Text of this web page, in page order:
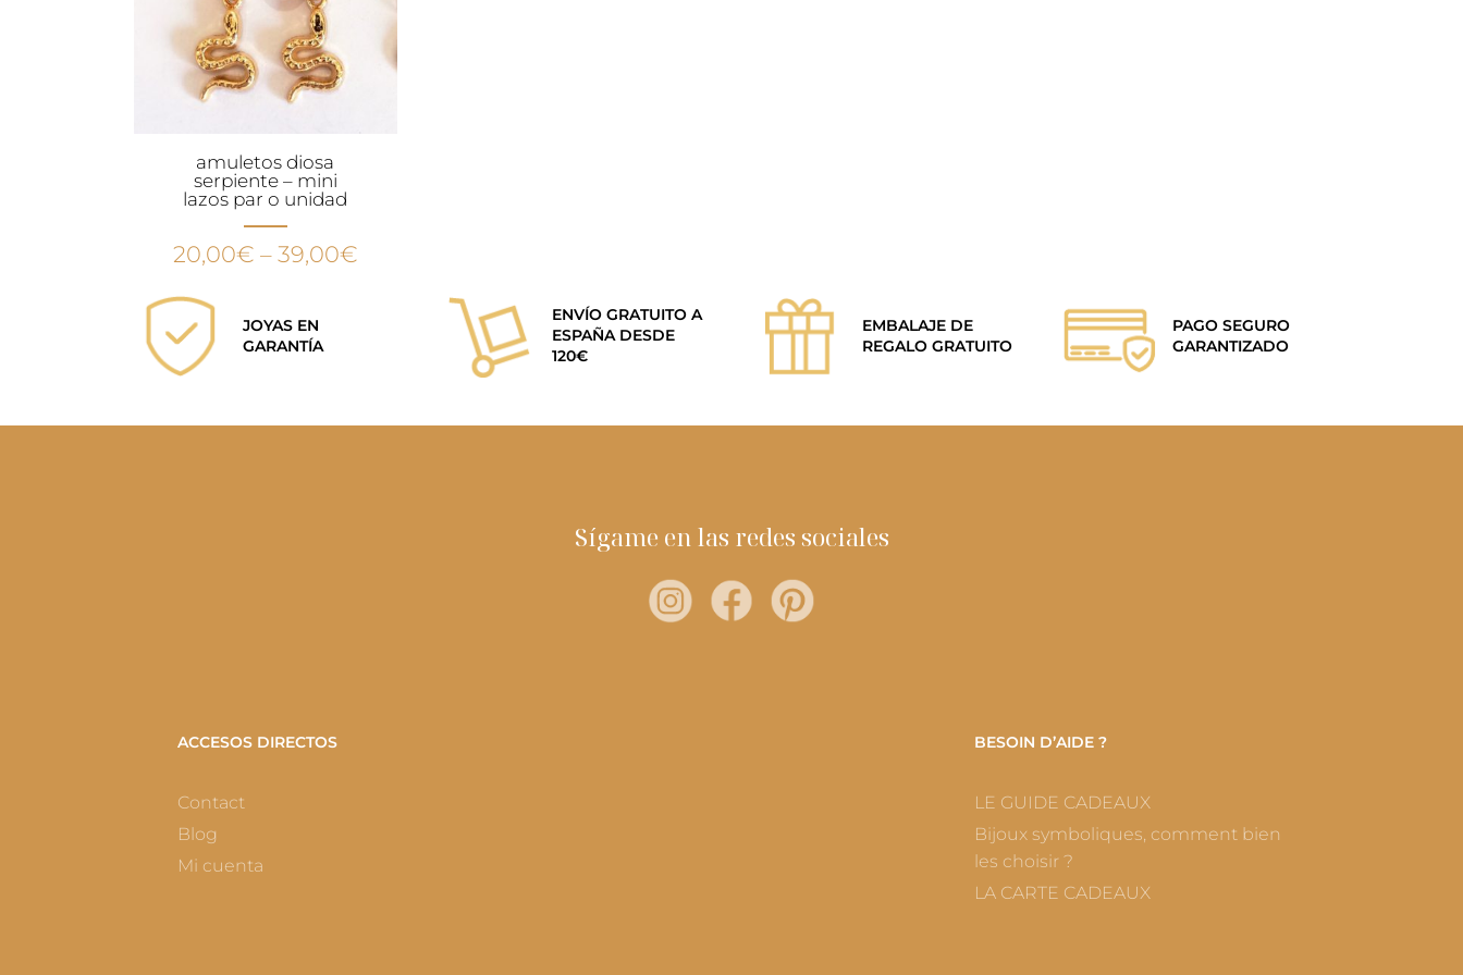
amuletos diosa
serpiente – mini
lazos par o unidad
20,00€ – 39,00€
JOYAS EN
GARANTÍA
ENVÍO GRATUITO A
ESPAÑA DESDE
120€
EMBALAJE DE
REGALO GRATUITO
PAGO SEGURO
GARANTIZADO
Sígame en las redes sociales
ACCESOS DIRECTOS
Contact
Blog
Mi cuenta
BESOIN D’AIDE ?
LE GUIDE CADEAUX
Bijoux symboliques, comment bien
les choisir ?
LA CARTE CADEAUX